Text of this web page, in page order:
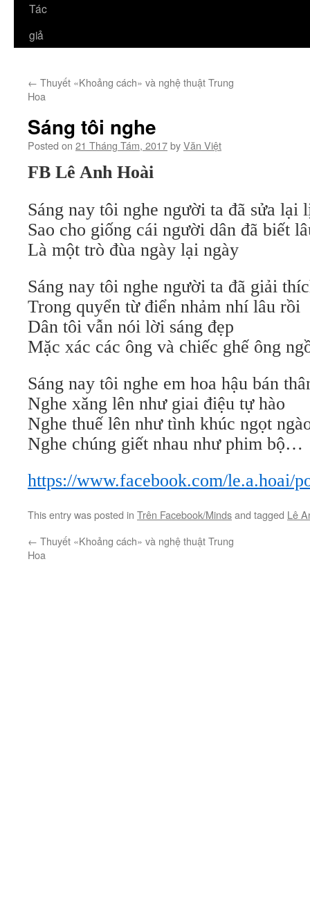
Tác
giả
← Thuyết «Khoảng cách» và nghệ thuật Trung
Hoa
Sáng tôi nghe
Posted on 21 Tháng Tám, 2017byVăn Việt
FB Lê Anh Hoài
Sáng nay tôi nghe người ta đã sửa lại
Sao cho giống cái người dân đã biết
Là một trò đùa ngày lại ngày
Sáng nay tôi nghe người ta đã giải
Trong quyển từ điển nhảm nhí lâu rồi
Dân tôi vẫn nói lời sáng đẹp
Mặc xác các ông và chiếc ghế ông
Sáng nay tôi nghe em hoa hậu bán
Nghe xăng lên như giai điệu tự hào
Nghe thuế lên như tình khúc ngọt
Nghe chúng giết nhau như phim bộ…
https://www.facebook.com/le.a.hoai/
This entry was posted in Trên Facebook/Mindsand tagged Lê
← Thuyết «Khoảng cách» và nghệ thuật Trung
Hoa